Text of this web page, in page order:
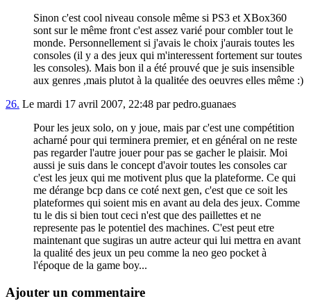
Sinon c'est cool niveau console même si PS3 et XBox360
sont sur le même front c'est assez varié pour combler tout le
monde. Personnellement si j'avais le choix j'aurais toutes les
consoles (il y a des jeux qui m'interessent fortement sur toutes
les consoles). Mais bon il a été prouvé que je suis insensible
aux genres ,mais plutot à la qualitée des oeuvres elles même :)
26. Le mardi 17 avril 2007, 22:48 par pedro.guanaes
Pour les jeux solo, on y joue, mais par c'est une compétition
acharné pour qui terminera premier, et en général on ne reste
pas regarder l'autre jouer pour pas se gacher le plaisir. Moi
aussi je suis dans le concept d'avoir toutes les consoles car
c'est les jeux qui me motivent plus que la plateforme. Ce qui
me dérange bcp dans ce coté next gen, c'est que ce soit les
plateformes qui soient mis en avant au dela des jeux. Comme
tu le dis si bien tout ceci n'est que des paillettes et ne
represente pas le potentiel des machines. C'est peut etre
maintenant que sugiras un autre acteur qui lui mettra en avant
la qualité des jeux un peu comme la neo geo pocket à
l'époque de la game boy...
Ajouter un commentaire